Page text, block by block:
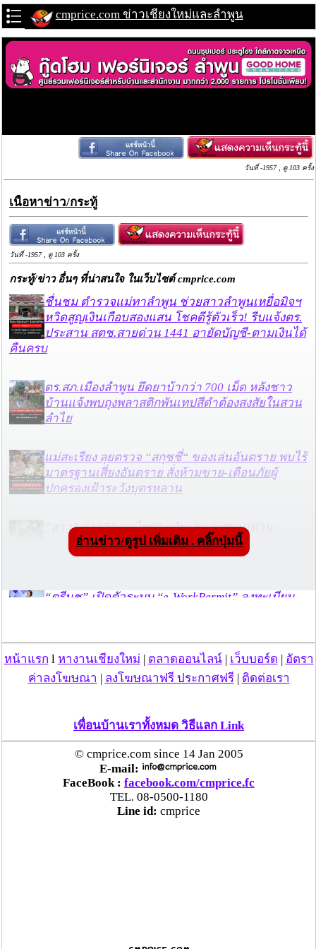
cmprice.com ข่าวเชียงใหม่และลำพูน
วันที่ -1957 , ดู 103 ครั้ง
เนื้อหาข่าว/กระทู้
วันที่ -1957 , ดู 103 ครั้ง
กระทู้/ข่าว อื่นๆ ที่น่าสนใจ ในเว็บไซต์ cmprice.com
ชื่นชม ตำรวจแม่ทาลำพูน ช่วยสาวลำพูนเหยื่อมิจฯ
หวิดสูญเงินเกือบสองแสน โชคดีรู้ตัวเร็ว! รีบแจ้งตร.
ประสาน สตช.สายด่วน 1441 อายัดบัญชี-ตามเงินได้
คืนครบ
ตร.สภ.เมืองลำพูน ยึดยาบ้ากว่า 700 เม็ด หลังชาว
บ้านแจ้งพบถุงพลาสติกพันเทปสีดำต้องสงสัยในสวน
ลำไย
แม่สะเรียง ลุยตรวจ “สกุชชี่“ ของเล่นอันตราย พบไร้
มาตรฐานเสี่ยงอันตราย สั่งห้ามขาย-เตือนภัยผู้
ปกครองเฝ้าระวังบุตรหลาน
“ลาว” ส่ง “24 คนไทย” กลับประเทศผ่านด่าน
เชียงของ เพื่อดำเนินการตามกฎหมาย พบส่วนใหญ่มี
เอี่ยวแก๊งคอลเซ็นเตอร์
“ตรีนุช” เปิดตัวระบบ “e-WorkPermit” ลงทะเบียน
คพ. เผยผลตรวจคุณภาพน้ำแม่น้ำกก-แม่น้ำสาย-
แม่น้ำรวก-แม่น้ำโขง พื้นที่เชียงใหม่-เชียงราย ครั้งที่
แรก 1.1 แสนล้านบาท
“พาณิชย์”จับมือซีพี แอ็กซ์ตร้า รับซื้อลำไย 1,000
ตัน นำขายผ่านแม็คโคร-โลตัส 2,600 สาขาทั่ว
อ่านข่าว/ดูรูป เพิ่มเติม . คลิ๊กปุ่มนี้
หน้าแรก l หางานเชียงใหม่ ตลาดออนไลน์| เว็บบอร์ด
อัตรา
ค่าลงโฆษณา
ลงโฆษณาฟรี ประกาศฟรี| ติดต่อเรา
เพื่อนบ้านเราทั้งหมด วิธีแลก Link
© cmprice.com since 14 Jan 2005
E-mail:
FaceBook : facebook.com/cmprice.fc
TEL. 08-0500-1180
Line id: cmprice